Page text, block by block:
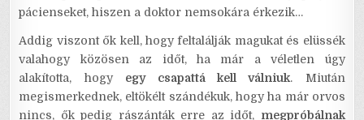
pácienseket, hiszen a doktor nemsokára érkezik…
Addig viszont ők kell, hogy feltalálják magukat és elüssék
valahogy közösen az időt, ha már a véletlen úgy
alakította, hogy egy csapattá kell válniuk. Miután
megismerkednek, eltökélt szándékuk, hogy ha már orvos
nincs, ők pedig rászánták erre az időt, megpróbálnak